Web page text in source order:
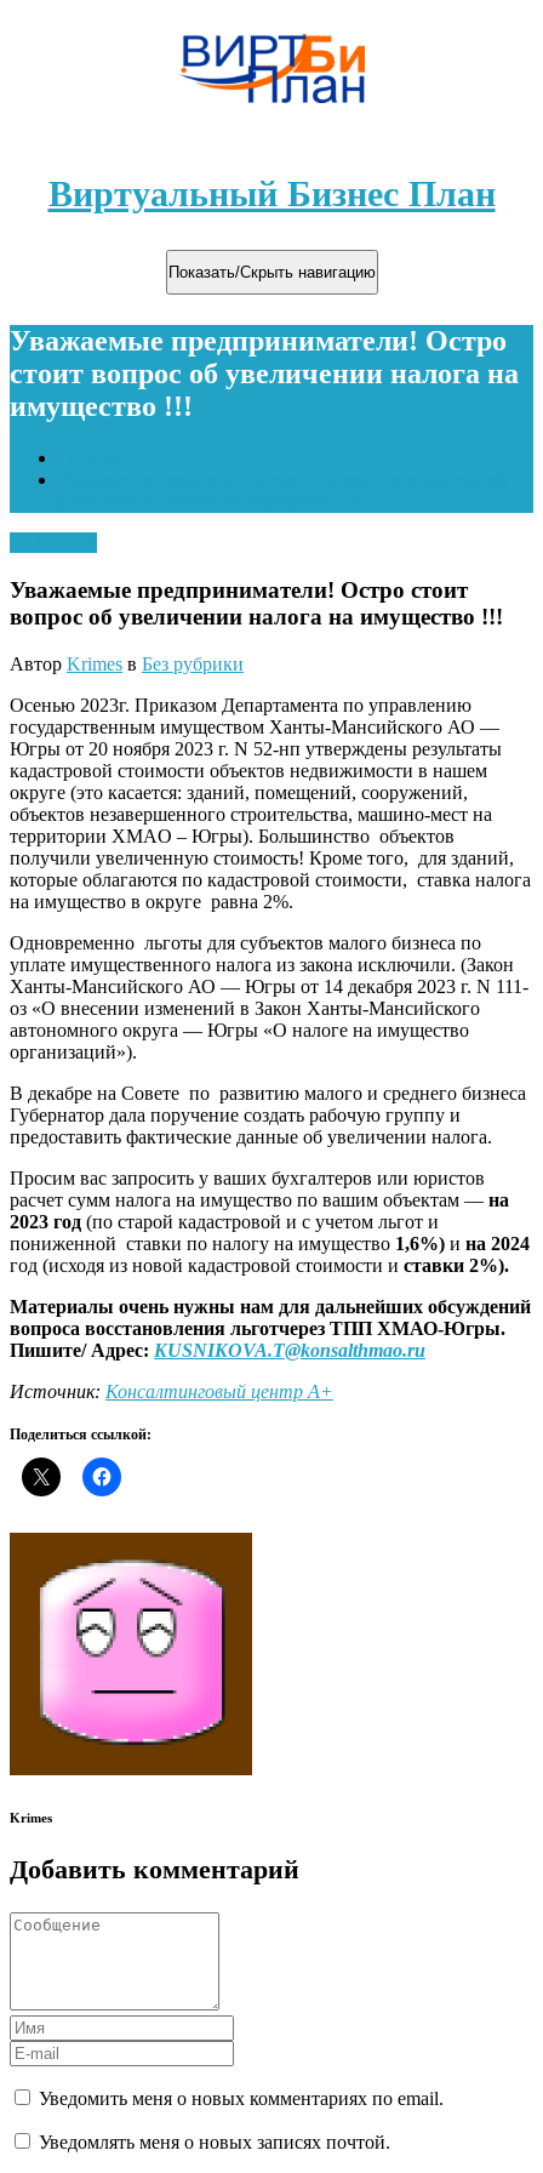
Виртуальный Бизнес План
Показать/Скрыть навигацию
Уважаемые предприниматели! Остро
стоит вопрос об увеличении налога на
имущество !!!
Уважаемые предприниматели! Остро стоит
вопрос об увеличении налога на имущество !!!
Автор Krimes в Без рубрики
Осенью 2023г. Приказом Департамента по управлению
государственным имуществом Ханты-Мансийского АО —
Югры от 20 ноября 2023 г. N 52-нп утверждены результаты
кадастровой стоимости объектов недвижимости в нашем
округе (это касается: зданий, помещений, сооружений,
объектов незавершенного строительства, машино-мест на
территории ХМАO – Югры). Большинство объектов
получили увеличенную стоимость! Кроме того, для зданий,
которые облагаются по кадастровой стоимости, ставка налога
на имущество в округе равна 2%.
Одновременно льготы для субъектов малого бизнеса по
уплате имущественного налога из закона исключили. (Закон
Ханты-Мансийского АО — Югры от 14 декабря 2023 г. N 111-
оз «О внесении изменений в Закон Ханты-Мансийского
автономного округа — Югры «О налоге на имущество
организаций»).
В декабре на Совете по развитию малого и среднего бизнеса
Губернатор дала поручение создать рабочую группу и
предоставить фактические данные об увеличении налога.
Просим вас запросить у ваших бухгалтеров или юристов
расчет сумм налога на имущество по вашим объектам — на
2023 год (по старой кадастровой и с учетом льгот и
пониженной ставки по налогу на имущество 1,6%) и на 2024
год (исходя из новой кадастровой стоимости и ставки 2%).
Материалы очень нужны нам для дальнейших обсуждений
вопроса восстановления льготчерез ТПП ХМАО-Югры.
Пишите/ Адрес: KUSNIKOVA.T@konsalthmao.ru
Источник: Консалтинговый центр А+
Поделиться ссылкой:
Krimes
Добавить комментарий
Уведомить меня о новых комментариях по email.
Уведомлять меня о новых записях почтой.